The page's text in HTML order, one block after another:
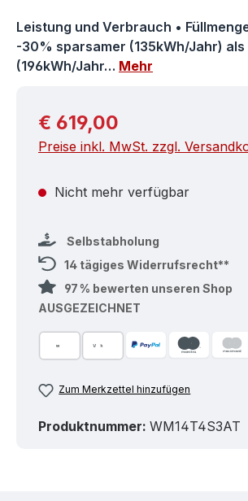
Leistung und Verbrauch •
-30% sparsamer (135kWh/Jahr)
(196kWh/Jahr… Mehr
Regulärer Preis:
€ 619,00
Preise inkl. MwSt. zzgl.
Nicht mehr verfügbar
Selbstabholung
14 tägiges Widerrufsrecht**
97 % bewerten unseren Shop
AUSGEZEICHNET
Zum Merkzettel hinzufügen
Produktnummer: WM14T4S3AT